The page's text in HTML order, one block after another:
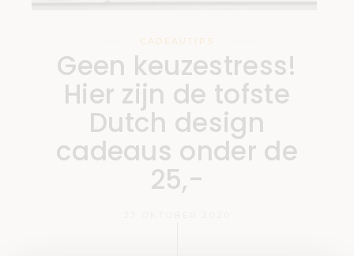
CADEAUTIPS
Geen keuzestress!
Hier zijn de tofste
Dutch design
cadeaus onder de
25,-